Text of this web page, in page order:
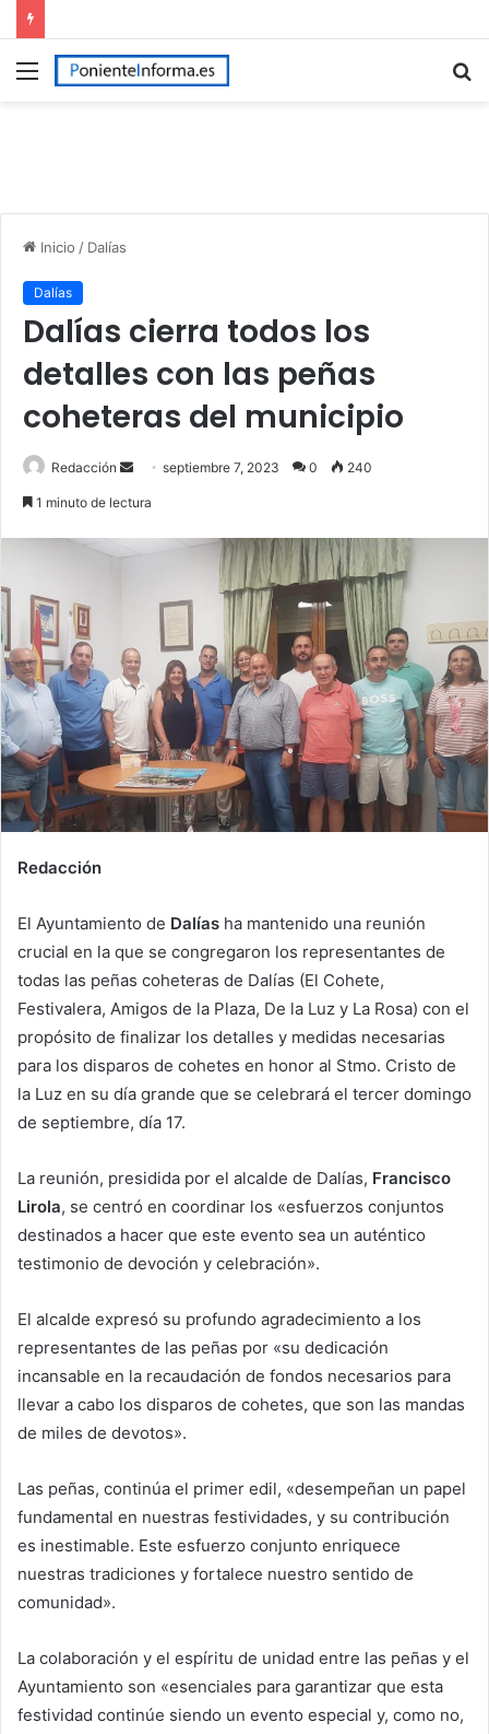
Menú
Inicio / Dalías
Dalías
Dalías cierra todos los
detalles con las peñas
coheteras del municipio
Redacción
Send septiembre 7, 2023 0 240
1 minuto de lectura
Redacción
El Ayuntamiento de Dalías ha mantenido una reunión
crucial en la que se congregaron los representantes de
todas las peñas coheteras de Dalías (El Cohete,
Festivalera, Amigos de la Plaza, De la Luz y La Rosa) con el
propósito de finalizar los detalles y medidas necesarias
para los disparos de cohetes en honor al Stmo. Cristo de
la Luz en su día grande que se celebrará el tercer domingo
de septiembre, día 17.
La reunión, presidida por el alcalde de Dalías, Francisco
Lirola, se centró en coordinar los «esfuerzos conjuntos
destinados a hacer que este evento sea un auténtico
testimonio de devoción y celebración».
El alcalde expresó su profundo agradecimiento a los
representantes de las peñas por «su dedicación
incansable en la recaudación de fondos necesarios para
llevar a cabo los disparos de cohetes, que son las mandas
de miles de devotos».
Las peñas, continúa el primer edil, «desempeñan un papel
fundamental en nuestras festividades, y su contribución
es inestimable. Este esfuerzo conjunto enriquece
nuestras tradiciones y fortalece nuestro sentido de
comunidad».
La colaboración y el espíritu de unidad entre las peñas y el
Ayuntamiento son «esenciales para garantizar que esta
festividad continúe siendo un evento especial y, como no,